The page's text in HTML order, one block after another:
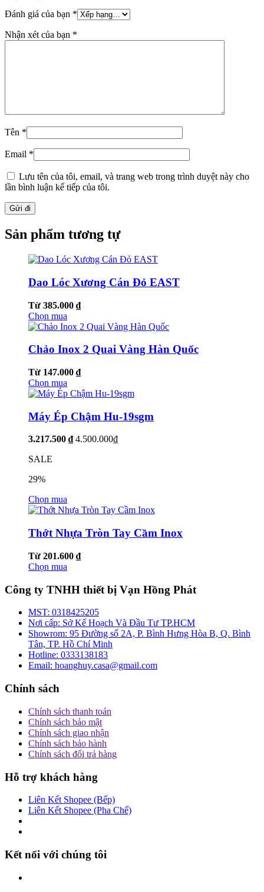
Đánh giá của bạn *
Nhận xét của bạn *
Tên *
Email *
Lưu tên của tôi, email, và trang web trong trình duyệt này cho
lần bình luận kế tiếp của tôi.
Sản phẩm tương tự
Dao Lóc Xương Cán Đỏ EAST
Từ 385.000 ₫
Chọn mua
Chảo Inox 2 Quai Vàng Hàn Quốc
Từ 147.000 ₫
Chọn mua
Máy Ép Chậm Hu-19sgm
3.217.500 ₫ 4.500.000₫
SALE
29%
Chọn mua
Thớt Nhựa Tròn Tay Cầm Inox
Từ 201.600 ₫
Chọn mua
Công ty TNHH thiết bị Vạn Hồng Phát
MST: 0318425205
Nơi cấp: Sở Kế Hoạch Và Đầu Tư TP.HCM
Showrom: 95 Đường số 2A, P. Bình Hưng Hòa B, Q. Bình
Tân, TP. Hồ Chí Minh
Hotline: 0333138183
Email: hoanghuy.casa@gmail.com
Chính sách
Chính sách thanh toán
Chính sách bảo mật
Chính sách giao nhận
Chính sách bảo hành
Chính sách đổi trả hàng
Hỗ trợ khách hàng
Liên Kết Shopee (Bếp)
Liên Kết Shopee (Pha Chế)
Kết nối với chúng tôi